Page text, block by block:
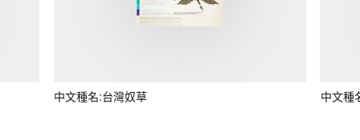
中文種名:台灣奴草 中文種